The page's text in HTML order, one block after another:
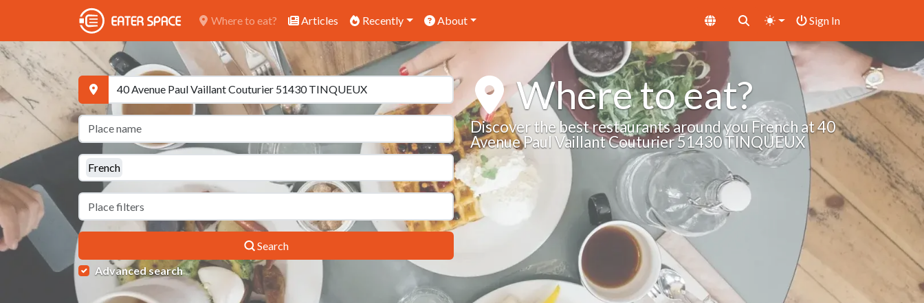
Where to eat? Articles Recently About Sign In
Where to eat?
Discover the best restaurants around you French at 40
Avenue Paul Vaillant Couturier 51430 TINQUEUX
French
Search
Advanced search